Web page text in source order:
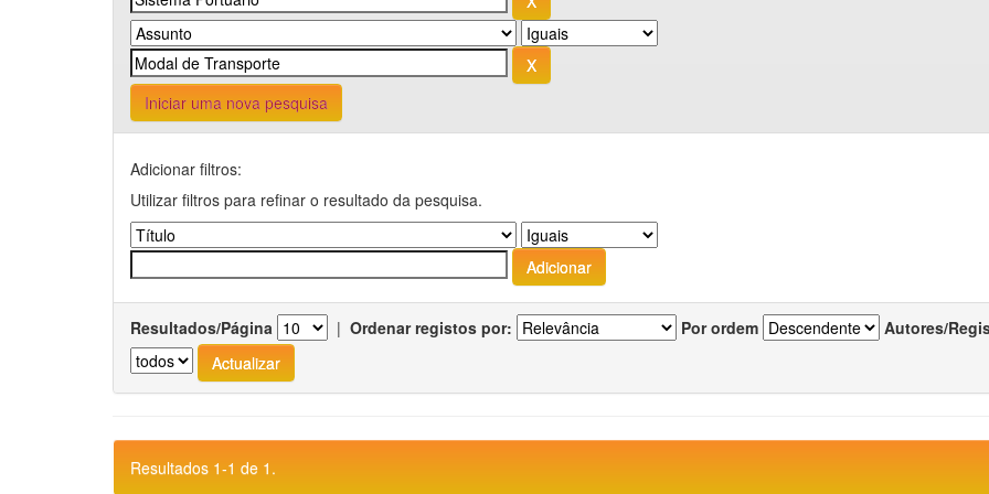
Iniciar uma nova pesquisa
Adicionar filtros:
Utilizar filtros para refinar o resultado da pesquisa.
Resultados/Página | Ordenar registos por: Por ordem Autores/
Resultados 1-1 de 1.